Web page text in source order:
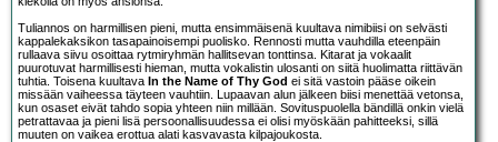
Tuliannos on harmillisen pieni, mutta ensimmäisenä kuultava nimibiisi on selvästi
kappalekaksikon tasapainoisempi puolisko. Rennosti mutta vauhdilla eteenpäin
rullaava siivu osoittaa rytmiryhmän hallitsevan tonttinsa. Kitarat ja vokaalit
puurotuvat harmillisesti hieman, mutta vokalistin ulosanti on siitä huolimatta riittävän
tuhtia. Toisena kuultava In the Name of Thy God ei sitä vastoin pääse oikein
missään vaiheessa täyteen vauhtiin. Lupaavan alun jälkeen biisi menettää vetonsa,
kun osaset eivät tahdo sopia yhteen niin millään. Sovituspuolella bändillä onkin vielä
petrattavaa ja pieni lisä persoonallisuudessa ei olisi myöskään pahitteeksi, sillä
muuten on vaikea erottua alati kasvavasta kilpajoukosta.